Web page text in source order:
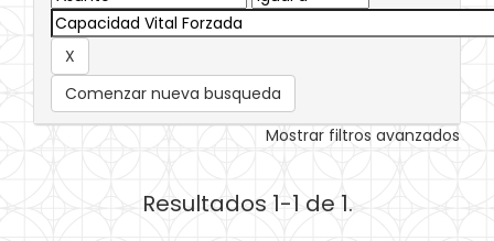
Comenzar nueva busqueda
Mostrar filtros avanzados
Resultados 1-1 de 1.